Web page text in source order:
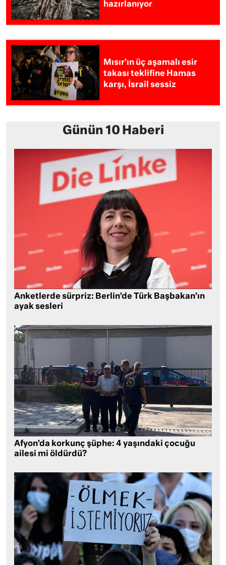
hazırlanıyor
Mısır’ın üç aşamalı esir
takası teklifine Hamas
karşı, İsrail sessiz
Günün 10 Haberi
Anketlerde sürpriz: Berlin’de Türk Başbakan’ın
ayak sesleri
Afyon’da korkunç şüphe: 4 yaşındaki çocuğu
ailesi mi öldürdü?